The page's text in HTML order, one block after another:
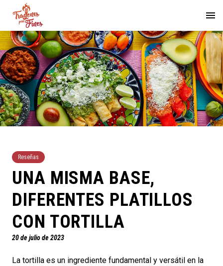
Reseñas
UNA MISMA BASE,
DIFERENTES PLATILLOS
CON TORTILLA
20 de julio de 2023
La tortilla es un ingrediente fundamental y versátil en la